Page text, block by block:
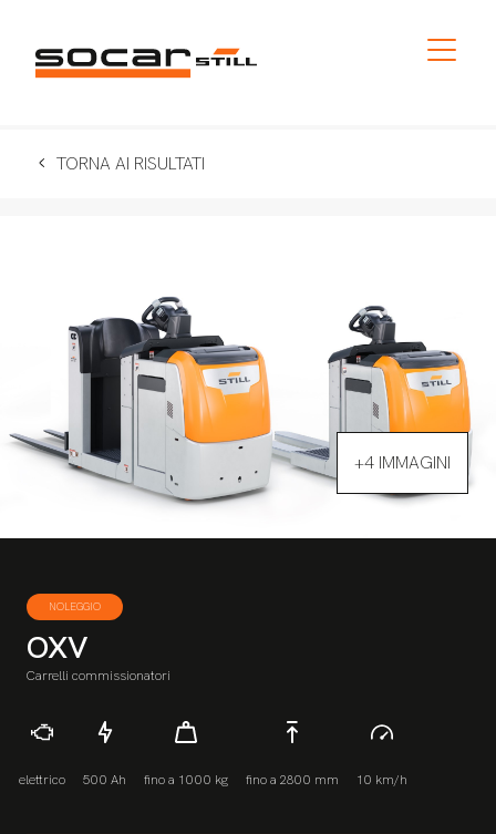
TORNA AI RISULTATI
+4 IMMAGINI
NOLEGGIO
OXV
Carrelli commissionatori
elettrico 500 Ah fino a 1000 kg fino a 2800 mm 10 km/h